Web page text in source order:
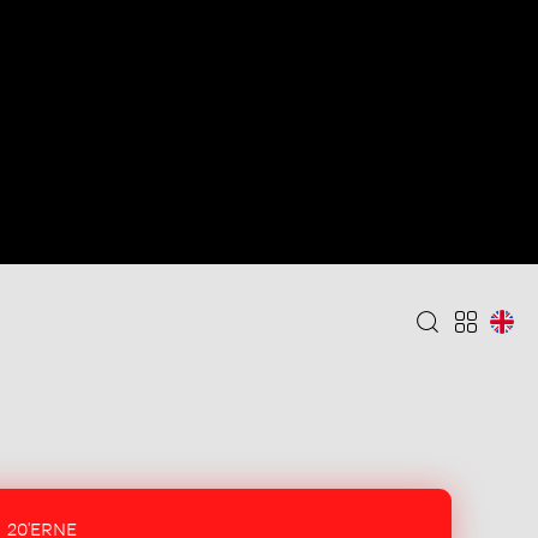
20'ERNE